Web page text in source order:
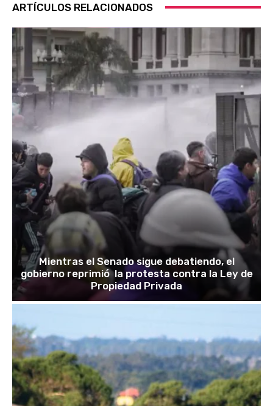
ARTÍCULOS RELACIONADOS
Mientras el Senado sigue debatiendo, el
gobierno reprimió la protesta contra la Ley de
Propiedad Privada